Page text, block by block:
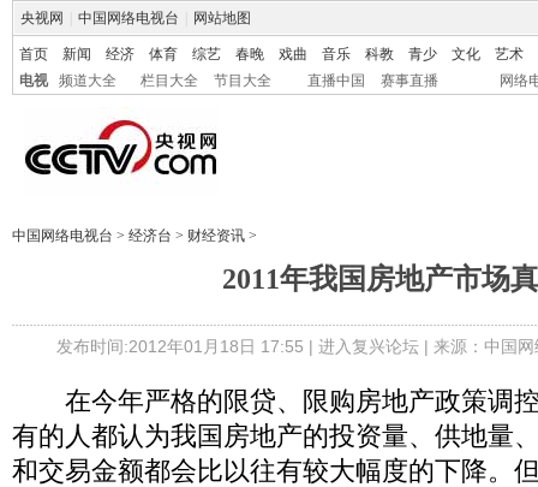
央视网 中国网络电视台 网站地图
首页 新闻 经济 体育 综艺 春晚 戏曲 音乐 科教 青少 文化
艺术
电视
频道大全 栏目大全 节目大全 直播中国 赛事直播 网络
中国网络电视台 > 经济台 > 财经资讯 >
2011年我国房地产市场
发布时间:2012年01月18日 17:55 | 进入复兴论坛| 来源：中国
在今年严格的限贷、限购房地产政策调
有的人都认为我国房地产的投资量、供地量
和交易金额都会比以往有较大幅度的下降。